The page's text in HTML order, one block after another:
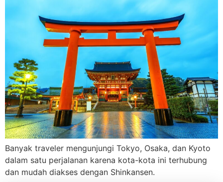
Banyak traveler mengunjungi Tokyo, Osaka, dan Kyoto
dalam satu perjalanan karena kota-kota ini terhubung
dan mudah diakses dengan Shinkansen.